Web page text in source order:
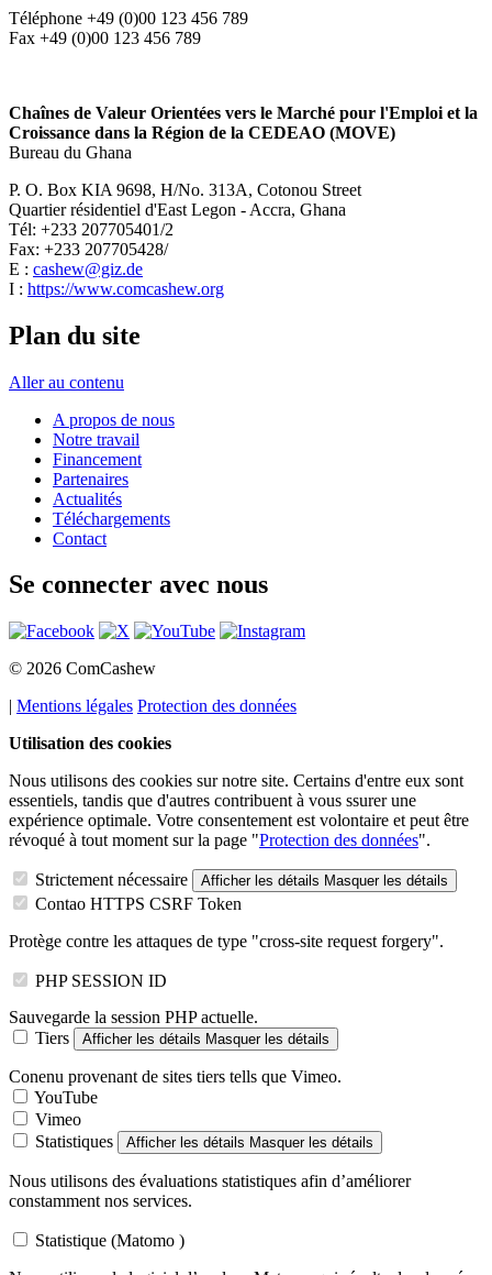
Téléphone +49 (0)00 123 456 789
Fax +49 (0)00 123 456 789
Chaînes de Valeur Orientées vers le Marché pour l'Emploi et la
Croissance dans la Région de la CEDEAO (MOVE)
Bureau du Ghana
P. O. Box KIA 9698, H/No. 313A, Cotonou Street
Quartier résidentiel d'East Legon - Accra, Ghana
Tél: +233 207705401/2
Fax: +233 207705428/
E : cashew@giz.de
I : https://www.comcashew.org
Plan du site
Aller au contenu
A propos de nous
Notre travail
Financement
Partenaires
Actualités
Téléchargements
Contact
Se connecter avec nous
© 2026 ComCashew
| Mentions légales Protection des données
Utilisation des cookies
Nous utilisons des cookies sur notre site. Certains d'entre eux sont
essentiels, tandis que d'autres contribuent à vous ssurer une
expérience optimale. Votre consentement est volontaire et peut être
révoqué à tout moment sur la page "Protection des données".
Strictement nécessaire Afficher les détails Masquer les détails
Contao HTTPS CSRF Token
Protège contre les attaques de type "cross-site request forgery".
PHP SESSION ID
Sauvegarde la session PHP actuelle.
Tiers
Afficher les détails Masquer les détails
Conenu provenant de sites tiers tells que Vimeo.
YouTube
Vimeo
Statistiques
Afficher les détails Masquer les détails
Nous utilisons des évaluations statistiques afin d’améliorer
constamment nos services.
Statistique (Matomo )